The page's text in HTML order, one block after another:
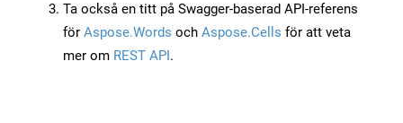
Ta också en titt på Swagger-baserad API-referens
för Aspose.Words och Aspose.Cells för att veta
mer om REST API.